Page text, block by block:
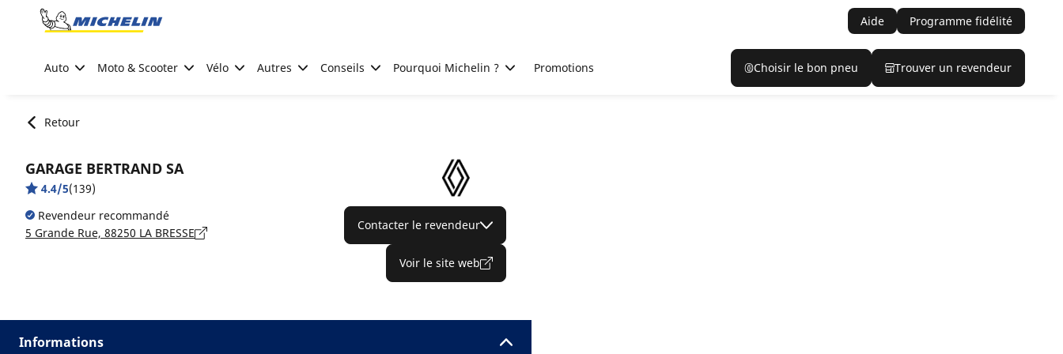
Go to page content
Aide Programme fidélité
Auto Moto & Scooter Vélo Autres Conseils Pourquoi Michelin ? Promotions Choisir le bon pneu Trouver un revendeur
Retour
GARAGE BERTRAND SA
4.4/5(139)
Revendeur recommandé
5 Grande Rue, 88250 LA BRESSE
Contacter le revendeur
Voir le site web
Informations